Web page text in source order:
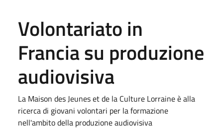
Volontariato in
Francia su produzione
audiovisiva
La Maison des Jeunes et de la Culture Lorraine è alla
ricerca di giovani volontari per la formazione
nell'ambito della produzione audiovisiva